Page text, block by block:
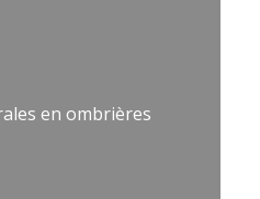
en ombrières